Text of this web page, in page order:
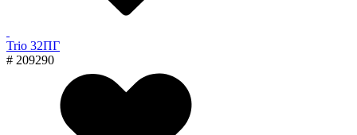
Trio 32ПГ
# 209290